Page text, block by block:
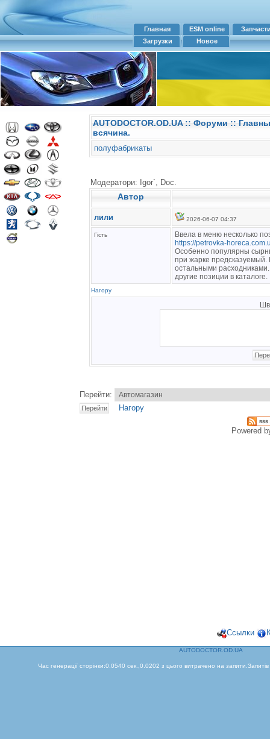
Главная ESM online
Загрузки
Новое
AUTODOCTOR.OD.UA:: Форуми ::
всячина.
полуфабрикаты
Модератори: Igor`, Doc.
Автор
лили 2026-06-07 04:37
Гість
Ввела в меню несколько
https://petrovka-
Особенно популярны
при жарке предсказуемый.
остальными
другие позиции в каталоге.
Нагору
Перейти:
Нагору
Powered
Ссылки
AUTODOCTOR.OD.UA
Час генерації сторінки:0.0540 сек.,0.0202 з цього витрачено на